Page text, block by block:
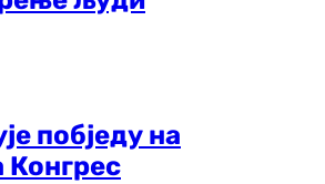
побједу на
Конгрес